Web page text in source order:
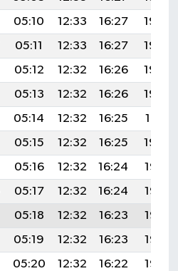
05:10 12:33 16:27
19:45
05:11 12:33 16:27
19:44
05:12 12:32 16:26
19:43
05:13 12:32 16:26
19:42
05:14 12:32 16:25
19:41
05:15 12:32 16:25
19:40
05:16 12:32 16:24
19:38
05:17 12:32 16:24
19:37
05:18 12:32 16:23
19:36
05:19 12:32 16:23
19:35
05:20 12:32 16:22
19:33